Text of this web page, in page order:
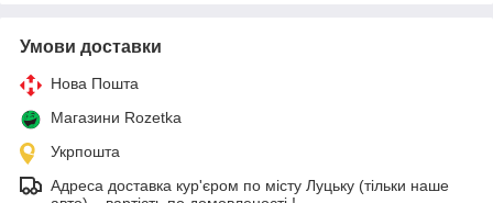
Умови доставки
Нова Пошта
Магазини Rozetka
Укрпошта
Адреса доставка кур'єром по місту Луцьку (тільки наше